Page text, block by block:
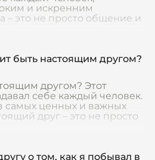
и искренним
это не просто общение и
быть настоящим другом?
другом? Этот
себе каждый человек.
самых ценных и важных
друг – это не просто
о том, как я побывал в